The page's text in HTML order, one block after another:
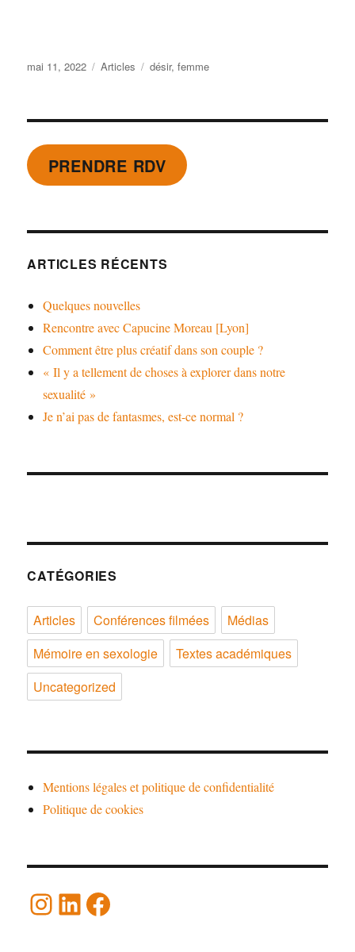
Publié
mai 11, 2022 Catégories
Articles Étiquettes
désir,femme
PRENDRE RDV
ARTICLES RÉCENTS
Quelques nouvelles
Rencontre avec Capucine Moreau [Lyon]
Comment être plus créatif dans son couple ?
« Il y a tellement de choses à explorer dans notre
sexualité »
Je n’ai pas de fantasmes, est-ce normal ?
CATÉGORIES
Articles Conférences filmées
Médias
Mémoire en sexologie
Textes académiques
Uncategorized
Mentions légales et politique de confidentialité
Politique de cookies
Instagram
LinkedIn
Facebook